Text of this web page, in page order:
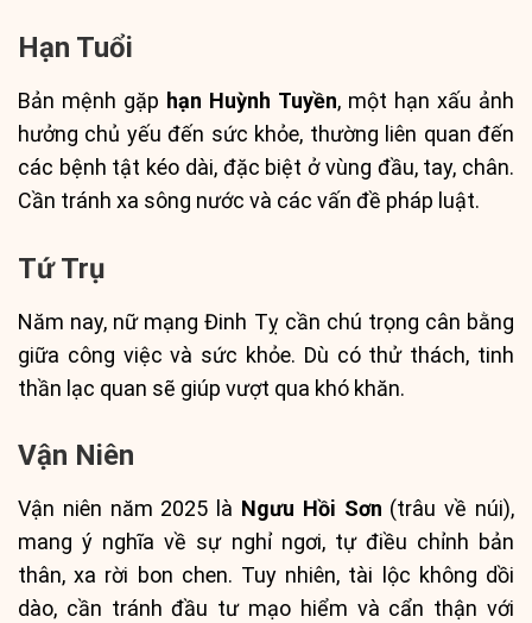
Hạn Tuổi
Bản mệnh gặp hạn Huỳnh Tuyền, một hạn xấu ảnh
hưởng chủ yếu đến sức khỏe, thường liên quan đến
các bệnh tật kéo dài, đặc biệt ở vùng đầu, tay, chân.
Cần tránh xa sông nước và các vấn đề pháp luật.
Tứ Trụ
Năm nay, nữ mạng Đinh Tỵ cần chú trọng cân bằng
giữa công việc và sức khỏe. Dù có thử thách, tinh
thần lạc quan sẽ giúp vượt qua khó khăn.
Vận Niên
Vận niên năm 2025 là Ngưu Hồi Sơn (trâu về núi),
mang ý nghĩa về sự nghỉ ngơi, tự điều chỉnh bản
thân, xa rời bon chen. Tuy nhiên, tài lộc không dồi
dào, cần tránh đầu tư mạo hiểm và cẩn thận với